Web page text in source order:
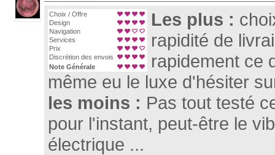
Choix / Offre
Design
Navigation
Services
Prix
Discrétion des envois
Note Générale
Les plus :
rapidité de
rapidement ce
même eu le luxe d'hésiter
les moins : Pas tout testé
pour l'instant, peut-être le
électrique ...